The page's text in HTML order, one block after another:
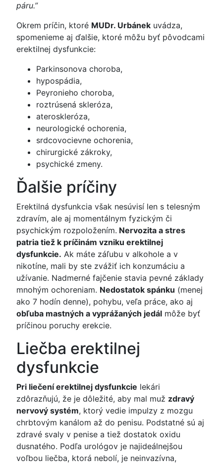
páru.”
Okrem príčin, ktoré MUDr. Urbánek uvádza,
spomenieme aj ďalšie, ktoré môžu byť pôvodcami
erektilnej dysfunkcie:
Parkinsonova choroba,
hypospádia,
Peyronieho choroba,
roztrúsená skleróza,
ateroskleróza,
neurologické ochorenia,
srdcovocievne ochorenia,
chirurgické zákroky,
psychické zmeny.
Ďalšie príčiny
Erektilná dysfunkcia však nesúvisí len s telesným
zdravím, ale aj momentálnym fyzickým či
psychickým rozpoložením. Nervozita a stres
patria tiež k príčinám vzniku erektilnej
dysfunkcie. Ak máte záľubu v alkohole a v
nikotíne, mali by ste zvážiť ich konzumáciu a
užívanie. Nadmerné fajčenie stavia pevné základy
mnohým ochoreniam. Nedostatok spánku (menej
ako 7 hodín denne), pohybu, veľa práce, ako aj
obľuba mastných a vyprážaných jedál môže byť
príčinou poruchy erekcie.
Liečba erektilnej
dysfunkcie
Pri liečení erektilnej dysfunkcie lekári
zdôrazňujú, že je dôležité, aby mal muž zdravý
nervový systém, ktorý vedie impulzy z mozgu
chrbtovým kanálom až do penisu. Podstatné sú aj
zdravé svaly v penise a tiež dostatok oxidu
dusnatého. Podľa urológov je najideálnejšou
voľbou liečba, ktorá nebolí, je neinvazívna,